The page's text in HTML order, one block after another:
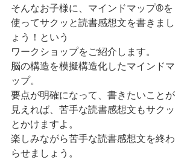
そんなお子様に、マインドマップ®︎を
使ってサクッと読書感想文を書きまし
ょう！という
ワークショップをご紹介します。
脳の構造を模擬構造化したマインドマ
ップ。
要点が明確になって、書きたいことが
見えれば、苦手な読書感想文もサクッ
とかけますよ。
楽しみながら苦手な読書感想文を終わ
らせましょう。